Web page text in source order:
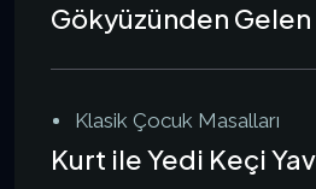
Gökyüzünden
Klasik Çocuk Masalları
Kurt ile Yedi Keçi